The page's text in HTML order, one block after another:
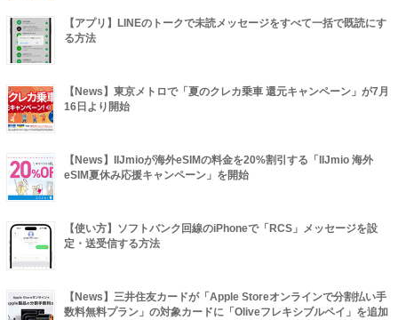
【アプリ】LINEのトークで未読メッセージをすべて一括で既読にす
る方法
【News】東京メトロで「夏のクレカ乗車 還元キャンペーン」が7月
16日より開始
【News】IIJmioが海外eSIMの料金を20%割引する「IIJmio 海外
eSIM夏休み応援キャンペーン」を開始
【使い方】ソフトバンク回線のiPhoneで「RCS」メッセージを設
定・送受信する方法
【News】三井住友カードが「Apple Storeオンラインで分割払い手
数料無料プラン」の対象カードに「Oliveフレキシブルペイ」を追加